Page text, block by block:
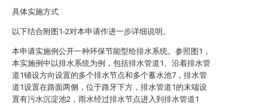
具体实施方式
以下结合附图1-2对本申请作进一步详细说明。
本申请实施例公开一种环保节能型给排水系统。参照图1，
本实施例中以排水系统为例，包括排水管道1、沿着排水管
道1铺设方向设置的多个排水节点和多个蓄水池7，排水管
道1设置在路面两侧，位于路牙下方，排水管道1的末端设
置有污水沉淀池2，雨水经过排水节点进入到排水管道1